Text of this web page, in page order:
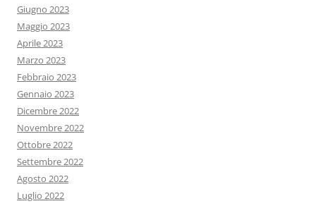
Giugno 2023
Maggio 2023
Aprile 2023
Marzo 2023
Febbraio 2023
Gennaio 2023
Dicembre 2022
Novembre 2022
Ottobre 2022
Settembre 2022
Agosto 2022
Luglio 2022